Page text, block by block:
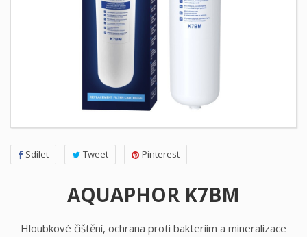
Sdílet Tweet Pinterest
AQUAPHOR K7BM
Hloubkové čištění, ochrana proti bakteriím a mineralizace